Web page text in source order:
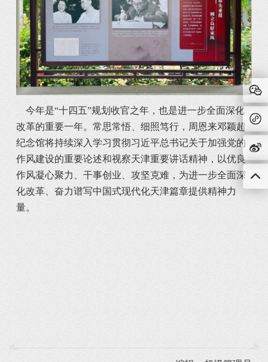
改革的重要一年。常思常悟、细照笃行，周恩来邓颖超
纪念馆将持续深入学习贯彻习近平总书记关于加强党的
作风建设的重要论述和视察天津重要讲话精神，以优良
作风凝心聚力、干事创业、攻坚克难，为进一步全面深
化改革、奋力谱写中国式现代化天津篇章提供精神力
量。